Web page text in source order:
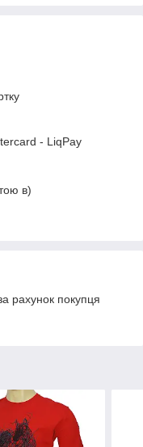
- LiqPay
в)
рахунок покупця